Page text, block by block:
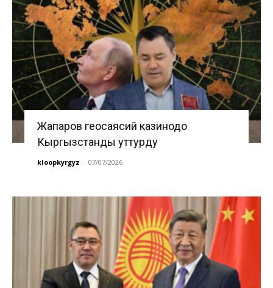
Жапаров геосаясий казинодо
Кыргызстанды уттурду
kloopkyrgyz - 07/07/2026